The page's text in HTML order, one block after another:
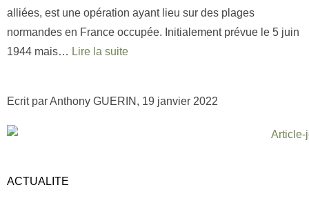
alliées, est une opération ayant lieu sur des plages
normandes en France occupée. Initialement prévue le 5 juin
1944 mais… Lire la suite
Ecrit par Anthony GUERIN, 19 janvier 2022
ACTUALITE